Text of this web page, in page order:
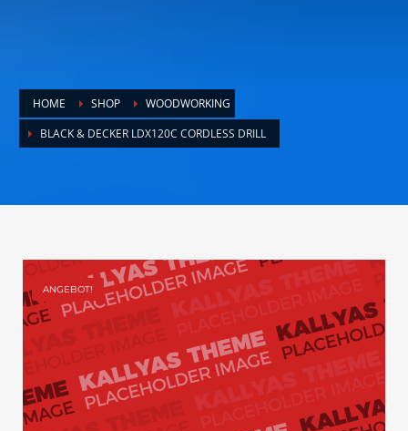
HOME SHOP
WOODWORKING
BLACK & DECKER LDX120C CORDLESS DRILL
ANGEBOT!